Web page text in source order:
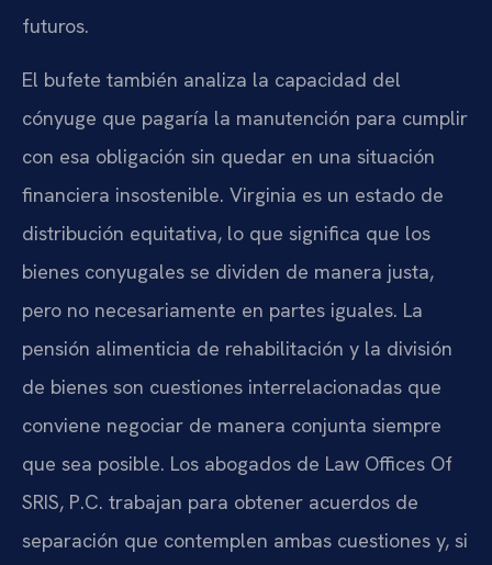
futuros.
El bufete también analiza la capacidad del
cónyuge que pagaría la manutención para cumplir
con esa obligación sin quedar en una situación
financiera insostenible. Virginia es un estado de
distribución equitativa, lo que significa que los
bienes conyugales se dividen de manera justa,
pero no necesariamente en partes iguales. La
pensión alimenticia de rehabilitación y la división
de bienes son cuestiones interrelacionadas que
conviene negociar de manera conjunta siempre
que sea posible. Los abogados de Law Offices Of
SRIS, P.C. trabajan para obtener acuerdos de
separación que contemplen ambas cuestiones y, si